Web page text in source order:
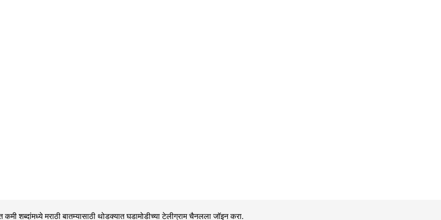
कमी शब्दांमध्ये मराठी बातम्यासाठी थोडक्यात घडामोडीच्याटेलीग्राम चैनलला जॉइन करा.